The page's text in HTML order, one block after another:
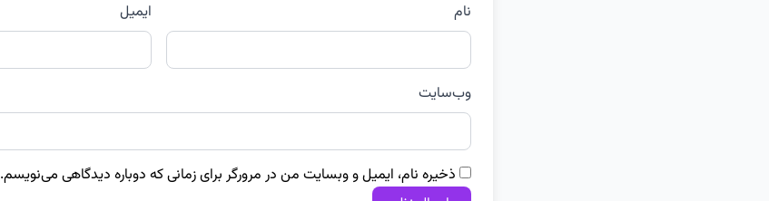
نام ایمیل
وب‌سایت
ذخیره نام، ایمیل و وبسایت من در مرورگر برای زمانی که دوباره دیدگاهی می‌نویسم.